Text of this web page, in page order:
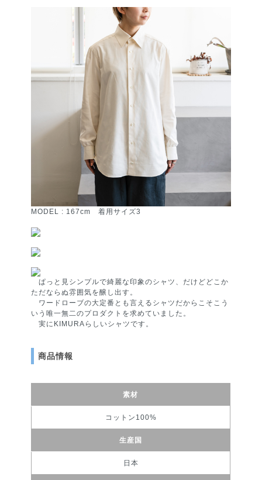
MODEL : 167cm 着用サイズ3
ぱっと見シンプルで綺麗な印象のシャツ、だけどどこか
ただならぬ雰囲気を醸し出す。
ワードローブの大定番とも言えるシャツだからこそこう
いう唯一無二のプロダクトを求めていました。
実にKIMURAらしいシャツです。
商品情報
素材
コットン100%
生産国
日本